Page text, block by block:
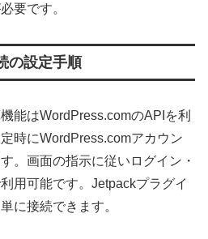
要です。
の設定手順
能はWordPress.comのAPIを利
時にWordPress.comアカウン
。画面の指示に従いログイン・
用可能です。Jetpackプラグイ
に接続できます。